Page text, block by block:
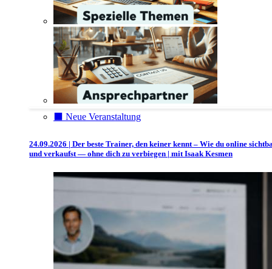
⬛️ Neue Veranstaltung
24.09.2026 | Der beste Trainer, den keiner kennt – Wie du online
und verkaufst — ohne dich zu verbiegen | mit Isaak Kesmen